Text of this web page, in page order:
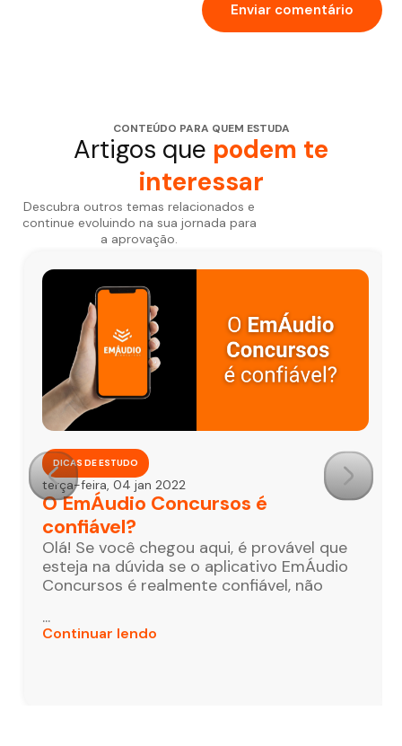
CONTEÚDO PARA QUEM ESTUDA
Artigos que podem te
interessar
Descubra outros temas relacionados e
continue evoluindo na sua jornada para
a aprovação.
DICAS DE ESTUDO
terça-feira, 04 jan 2022
O EmÁudio Concursos é
confiável?
Olá! Se você chegou aqui, é provável que
esteja na dúvida se o aplicativo EmÁudio
Concursos é realmente confiável, não
...
Continuar lendo